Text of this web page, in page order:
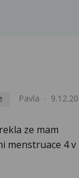
Pavla
ze mam
menstruace 4 v